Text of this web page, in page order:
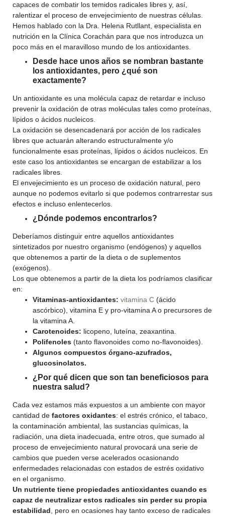
capaces de combatir los temidos radicales libres y, así,
ralentizar el proceso de envejecimiento de nuestras células.
Hemos hablado con la Dra. Helena Rutllant, especialista en
nutrición en la Clínica Corachán para que nos introduzca un
poco más en el maravilloso mundo de los antioxidantes.
Desde hace unos años se nombran bastante
los antioxidantes, pero ¿qué son
exactamente?
Un antioxidante es una molécula capaz de retardar e incluso
prevenir la oxidación de otras moléculas tales como proteínas,
lípidos o ácidos nucleicos.
La oxidación se desencadenará por acción de los radicales
libres que actuarán alterando estructuralmente y/o
funcionalmente esas proteínas, lípidos o ácidos nucleicos. En
este caso los antioxidantes se encargan de estabilizar a los
radicales libres.
El envejecimiento es un proceso de oxidación natural, pero
aunque no podemos evitarlo si que podemos contrarrestar sus
efectos e incluso enlentecerlos.
¿Dónde podemos encontrarlos?
Deberíamos distinguir entre aquellos antioxidantes
sintetizados por nuestro organismo (endógenos) y aquellos
que obtenemos a partir de la dieta o de suplementos
(exógenos).
Los que obtenemos a partir de la dieta los podríamos clasificar
en:
Vitaminas-antioxidantes: vitamina C (ácido
ascórbico), vitamina E y pro-vitamina A o precursores de
la vitamina A.
Carotenoides: licopeno, luteína, zeaxantina.
Polifenoles (tanto flavonoides como no-flavonoides).
Algunos compuestos órgano-azufrados,
glucosinolatos.
¿Por qué dicen que son tan beneficiosos para
nuestra salud?
Cada vez estamos más expuestos a un ambiente con mayor
cantidad de factores oxidantes: el estrés crónico, el tabaco,
la contaminación ambiental, las sustancias químicas, la
radiación, una dieta inadecuada, entre otros, que sumado al
proceso de envejecimiento natural provocará una serie de
cambios que pueden verse acelerados ocasionando
enfermedades relacionadas con estados de estrés oxidativo
en el organismo.
Un nutriente tiene propiedades antioxidantes cuando es
capaz de neutralizar estos radicales sin perder su propia
estabilidad , pero en ocasiones hay tanto exceso de radicales